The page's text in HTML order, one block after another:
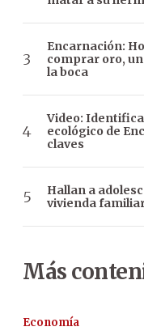
Encarnación:
comprar oro,
la boca
Video:
ecológico de
claves
Hallan a
vivienda
Más
Economía